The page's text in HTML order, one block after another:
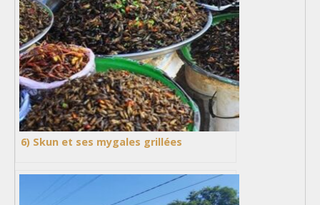
6) Skun et ses mygales grillées